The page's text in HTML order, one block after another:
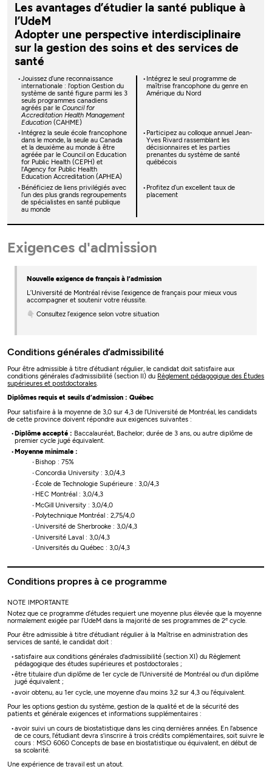
Les avantages d’étudier la santé publique à
l’UdeM
Adopter une perspective interdisciplinaire
sur la gestion des soins et des services de
santé
Jouissez d’une reconnaissance
internationale : l'option Gestion du
système de santé figure parmi les 3
seuls programmes canadiens
agréés par leCouncil for
Accreditation Health Management
Education (CAHME)
Intégrez le seul programme de
maîtrise francophone du genre en
Amérique du Nord
Intégrez la seule école francophone
dans le monde, la seule au Canada
et la deuxième au monde à être
agréée par le Council on Education
for Public Health (CEPH) et
l'Agency for Public Health
Education Accreditation (APHEA)
Participez au colloque annuel Jean-
Yves Rivard rassemblant les
décisionnaires et les parties
prenantes du système de santé
québécois
Bénéficiez de liens privilégiés avec
l’un des plus grands regroupements
de spécialistes en santé publique
au monde
Profitez d’un excellent taux de
placement
Exigences d'admission
Nouvelle exigence de français à l’admission
L’Université de Montréal révise l’exigence de français pour mieux vous
accompagner et soutenir votre réussite.
👇 Consultez l’exigence selon votre situation
Conditions générales d’admissibilité
Pour être admissible à titre d’étudiant régulier, le candidat doit satisfaire aux
conditions générales d’admissibilité (section II) du Règlement pédagogique des Études
supérieures et postdoctorales.
Diplômes requis et seuils d’admission : Québec
Pour satisfaire à la moyenne de 3,0 sur 4,3 de l’Université de Montréal, les candidats
de cette province doivent répondre aux exigences suivantes :
Diplôme accepté : Baccalauréat, Bachelor; durée de 3 ans, ou autre diplôme de
premier cycle jugé équivalent.
Moyenne minimale :
Bishop : 75%
Concordia University : 3,0/4,3
École de Technologie Supérieure : 3,0/4,3
HEC Montréal : 3,0/4,3
McGill University : 3,0/4,0
Polytechnique Montréal : 2,75/4,0
Université de Sherbrooke : 3,0/4,3
Université Laval : 3,0/4,3
Universités du Québec : 3,0/4,3
Conditions propres à ce programme
NOTE IMPORTANTE
Notez que ce programme d’études requiert une moyenne plus élevée que la moyenne
normalement exigée par l’UdeM dans la majorité de ses programmes de 2e cycle.
Pour être admissible à titre d'étudiant régulier à la Maîtrise en administration des
services de santé, le candidat doit :
satisfaire aux conditions générales d'admissibilité (section XI) du Règlement
pédagogique des études supérieures et postdoctorales ;
être titulaire d'un diplôme de 1er cycle de l'Université de Montréal ou d'un diplôme
jugé équivalent ;
avoir obtenu, au 1er cycle, une moyenne d'au moins 3,2 sur 4,3 ou l'équivalent.
Pour les options gestion du système, gestion de la qualité et de la sécurité des
patients et générale exigences et informations supplémentaires :
avoir suivi un cours de biostatistique dans les cinq dernières années. En l'absence
de ce cours, l'étudiant devra s'inscrire à trois crédits complémentaires, soit suivre le
cours : MSO 6060 Concepts de base en biostatistique ou équivalent, en début de
sa scolarité.
Une expérience de travail est un atout.